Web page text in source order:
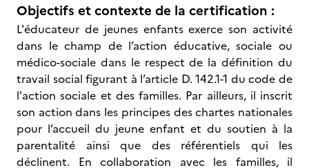
Objectifs et contexte de la certification :
L'éducateur de jeunes enfants exerce son activité
dans le champ de l’action éducative, sociale ou
médico-sociale dans le respect de la définition du
travail social figurant à l’article D. 142.1-1 du code de
l'action sociale et des familles. Par ailleurs, il inscrit
son action dans les principes des chartes nationales
pour l’accueil du jeune enfant et du soutien à la
parentalité ainsi que des référentiels qui les
déclinent. En collaboration avec les familles, il